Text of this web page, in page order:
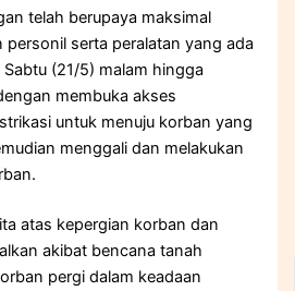
telah berupaya maksimal
serta peralatan yang ada
(21/5) malam hingga
membuka akses
untuk menuju korban yang
menggali dan melakukan
atas kepergian korban dan
akibat bencana tanah
pergi dalam keadaan